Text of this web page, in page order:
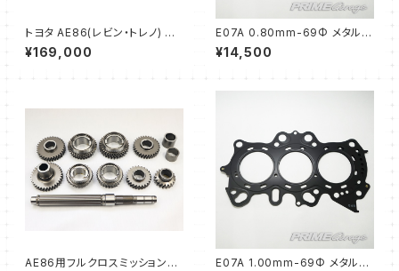
トヨタ AE86(レビン・トレノ) エ
キゾーストマニホールド タコ足
(45Φ → 60Φ)
¥169,000
E07A 0.80mm-69Φ メタルヘ
ッドガスケット
¥14,500
AE86用フルクロスミッションギ
E07A 1.00mm-69Φ メタルヘ